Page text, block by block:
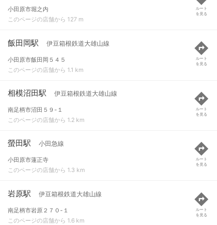
小田原市堀之内
このページの店舗から 127 m
ルート
を見る
飯田岡駅 伊豆箱根鉄道大雄山線
小田原市飯田岡５４５
このページの店舗から 1.1 km
ルート
を見る
相模沼田駅 伊豆箱根鉄道大雄山線
南足柄市沼田５９-１
このページの店舗から 1.2 km
ルート
を見る
螢田駅 小田急線
小田原市蓮正寺
このページの店舗から 1.3 km
ルート
を見る
岩原駅 伊豆箱根鉄道大雄山線
南足柄市岩原２７０-１
このページの店舗から 1.6 km
ルート
を見る